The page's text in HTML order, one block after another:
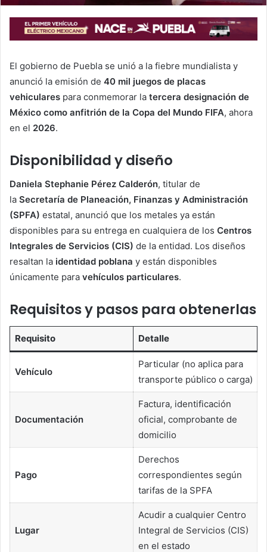
El gobierno de Puebla se unió a la fiebre mundialista y
anunció la emisión de 40 mil juegos de placas
vehiculares para conmemorar la tercera designación de
México como anfitrión de la Copa del Mundo FIFA, ahora
en el 2026.
Disponibilidad y diseño
Daniela Stephanie Pérez Calderón, titular de
la Secretaría de Planeación, Finanzas y Administración
(SPFA) estatal, anunció que los metales ya están
disponibles para su entrega en cualquiera de los Centros
Integrales de Servicios (CIS) de la entidad. Los diseños
resaltan la identidad poblana y están disponibles
únicamente para vehículos particulares.
Requisitos y pasos para obtenerlas
Requisito Detalle
Vehículo
Particular (no aplica para
transporte público o carga)
Documentación
Factura, identificación
oficial, comprobante de
domicilio
Pago
Derechos
correspondientes según
tarifas de la SPFA
Lugar
Acudir a cualquier Centro
Integral de Servicios (CIS)
en el estado